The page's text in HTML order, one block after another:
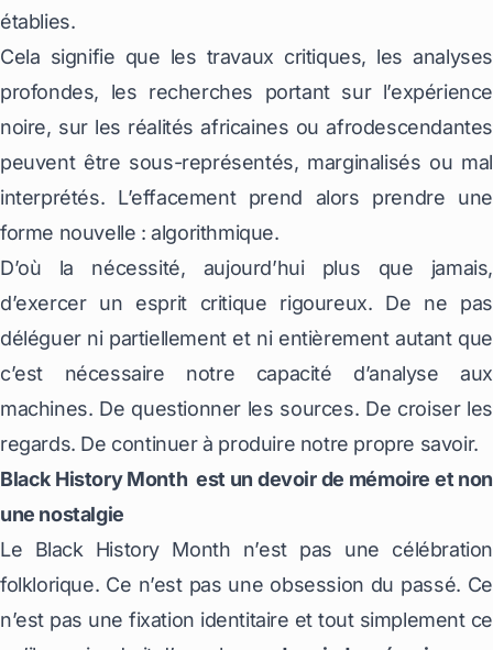
établies.
Cela signifie que les travaux critiques, les analyses
profondes, les recherches portant sur l’expérience
noire, sur les réalités africaines ou afrodescendantes
peuvent être sous-représentés, marginalisés ou mal
interprétés. L’effacement prend alors prendre une
forme nouvelle : algorithmique.
D’où la nécessité, aujourd’hui plus que jamais,
d’exercer un esprit critique rigoureux. De ne pas
déléguer ni partiellement et ni entièrement autant que
c’est nécessaire notre capacité d’analyse aux
machines. De questionner les sources. De croiser les
regards. De continuer à produire notre propre savoir.
Black History Month est un devoir de mémoire et non
une nostalgie
Le Black History Month n’est pas une célébration
folklorique. Ce n’est pas une obsession du passé. Ce
n’est pas une fixation identitaire et tout simplement ce